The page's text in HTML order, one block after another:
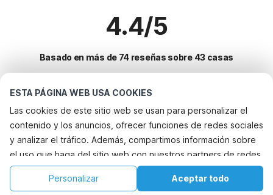
ESTA PÁGINA WEB USA COOKIES
Las cookies de este sitio web se usan para personalizar el
contenido y los anuncios, ofrecer funciones de redes sociales
y analizar el tráfico. Además, compartimos información sobre
el uso que haga del sitio web con nuestros partners de redes
sociales, publicidad y análisis web, quienes pueden
combinarla con otra información que les haya proporcionado
Aceptar todo
Personalizar
4.4/5
Basado en más de 74 reseñas sobre 43 casas
Destinos más populares para vacaciones
Ciudades con los mejores servicios para vacaciones
Casa de vacaciones junto al mar vasby
Casa de vacaciones junto al mar torgestad
Casa de vacaciones junto al mar hjalteby
Servicios populares para vacaciones en Blixtorp
Casa de vacaciones junto al mar
Casa de vacaciones con barbacoa
Ciudades populares para vacaciones en Vastmanland
Inicio Lista de deseos Reservas Cuenta